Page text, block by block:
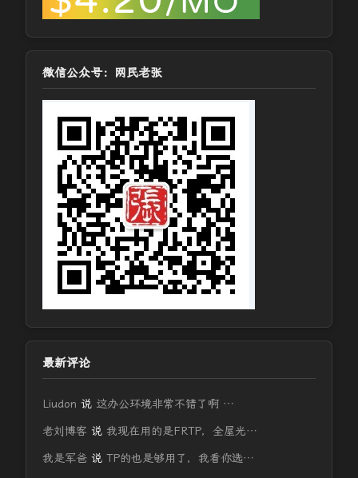
微信公众号：网民老张
最新评论
Liudon 说 这办公环境非常不错了啊 …
老刘博客 说 我现在用的是FRTP，全屋光…
我是军爸 说 TP的也是够用了，我看你选…